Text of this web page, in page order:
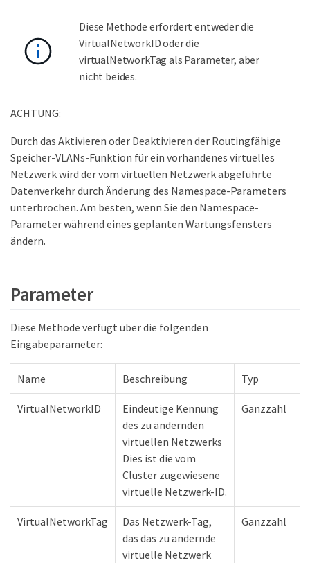
Diese Methode erfordert entweder die
VirtualNetworkID oder die
virtualNetworkTag als Parameter, aber
nicht beides.
ACHTUNG:
Durch das Aktivieren oder Deaktivieren der Routingfähige
Speicher-VLANs-Funktion für ein vorhandenes virtuelles
Netzwerk wird der vom virtuellen Netzwerk abgeführte
Datenverkehr durch Änderung des Namespace-Parameters
unterbrochen. Am besten, wenn Sie den Namespace-
Parameter während eines geplanten Wartungsfensters
ändern.
Parameter
Diese Methode verfügt über die folgenden
Eingabeparameter:
Name Beschreibung Typ
VirtualNetworkID
Eindeutige Kennung
des zu ändernden
virtuellen Netzwerks
Dies ist die vom
Cluster zugewiesene
virtuelle Netzwerk-ID.
Ganzzahl
VirtualNetworkTag
Das Netzwerk-Tag,
das das zu ändernde
virtuelle Netzwerk
Ganzzahl